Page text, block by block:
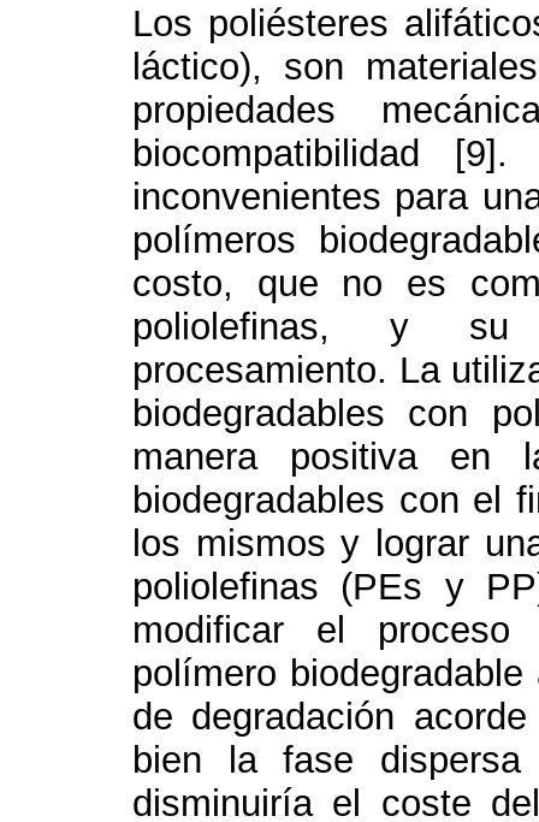
Los poliésteres
láctico), son
propiedades
biocompatibilidad
inconvenientes para
polímeros
costo, que no es
poliolefinas, y su
procesamiento. La
biodegradables con
manera positiva en
biodegradables con el
los mismos y lograr
poliolefinas (PEs y
modificar el proceso
polímero
de degradación
bien la fase
disminuiría el coste